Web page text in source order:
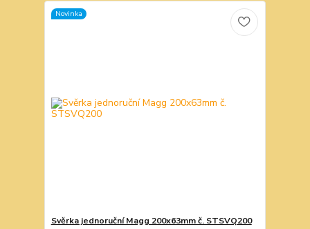
Novinka
Svěrka jednoruční Magg 200x63mm č. STSVQ200